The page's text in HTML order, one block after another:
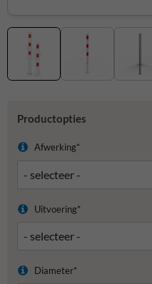
Productopties
Afwerking*
Uitvoering*
Diameter*